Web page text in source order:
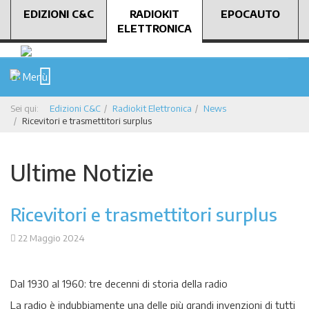
EDIZIONI C&C
RADIOKIT
ELETTRONICA
EPOCAUTO
Menù
Sei qui: Edizioni C&C Radiokit Elettronica
News
Ricevitori e trasmettitori surplus
Ultime Notizie
Ricevitori e trasmettitori surplus
22 Maggio 2024
Dal 1930 al 1960: tre decenni di storia della radio
La radio è indubbiamente una delle più grandi invenzioni di tutti